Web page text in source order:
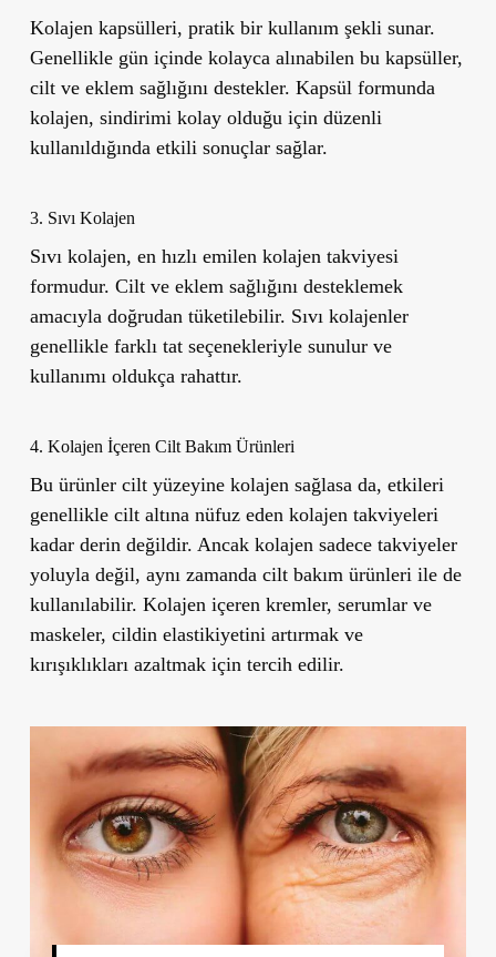
Kolajen kapsülleri, pratik bir kullanım şekli sunar.
Genellikle gün içinde kolayca alınabilen bu kapsüller,
cilt ve eklem sağlığını destekler. Kapsül formunda
kolajen, sindirimi kolay olduğu için düzenli
kullanıldığında etkili sonuçlar sağlar.
3. Sıvı Kolajen
Sıvı kolajen, en hızlı emilen kolajen takviyesi
formudur. Cilt ve eklem sağlığını desteklemek
amacıyla doğrudan tüketilebilir. Sıvı kolajenler
genellikle farklı tat seçenekleriyle sunulur ve
kullanımı oldukça rahattır.
4. Kolajen İçeren Cilt Bakım Ürünleri
Bu ürünler cilt yüzeyine kolajen sağlasa da, etkileri
genellikle cilt altına nüfuz eden kolajen takviyeleri
kadar derin değildir. Ancak kolajen sadece takviyeler
yoluyla değil, aynı zamanda cilt bakım ürünleri ile de
kullanılabilir. Kolajen içeren kremler, serumlar ve
maskeler, cildin elastikiyetini artırmak ve
kırışıklıkları azaltmak için tercih edilir.